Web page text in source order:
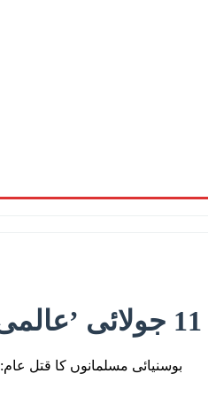
بوسنیائی مسلمانوں کا قتل عام: 11 جولائی ’عالمی یوم سریبرینیتسا نسل کشی‘ قرار